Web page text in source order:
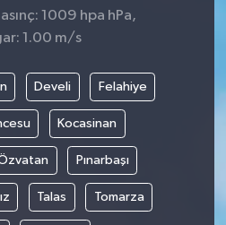
1009 hpa hPa,
1.00 m/s
Develi Felahiye
Kocasinan
Pınarbaşı
Talas Tomarza